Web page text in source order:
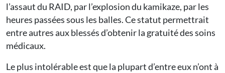
l’assaut du RAID, par l’explosion du kamikaze, par les
heures passées sous les balles. Ce statut permettrait
entre autres aux blessés d’obtenir la gratuité des soins
médicaux.
Le plus intolérable est que la plupart d’entre eux n’ont à